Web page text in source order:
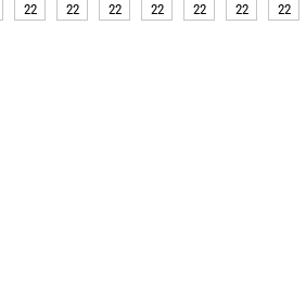
22 22 22 22 22 22 22